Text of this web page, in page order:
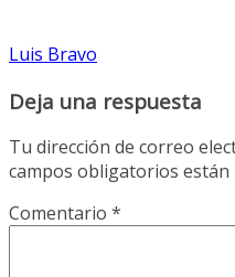
Luis Bravo
Deja una respuesta
Tu dirección de correo
campos obligatorios están
Comentario *